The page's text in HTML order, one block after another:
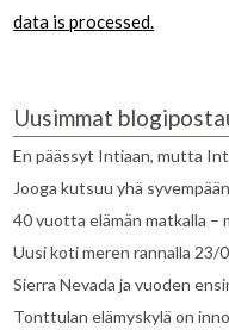
data is processed.
Uusimmat
En päässyt Intiaan, mutta
Jooga kutsuu yhä
40 vuotta elämän matkalla –
Uusi koti meren rannalla 23/
Sierra Nevada ja vuoden
Tonttulan elämyskylä on